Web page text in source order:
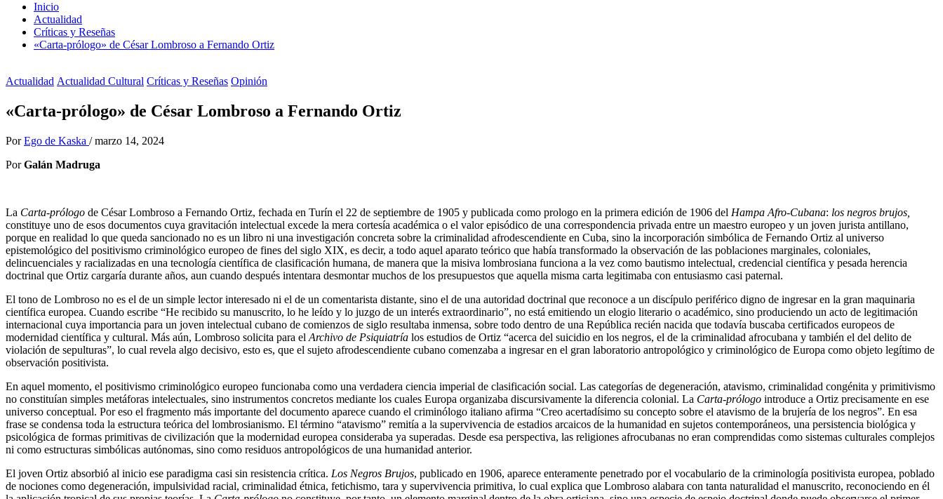
Inicio
Actualidad
Críticas y Reseñas
«Carta-prólogo» de César Lombroso a Fernando Ortiz
Actualidad Actualidad Cultural Críticas y Reseñas Opinión
«Carta-prólogo» de César Lombroso a Fernando Ortiz
Por Ego de Kaska / marzo 14, 2024
PorGalán Madruga
La Carta-prólogo de César Lombroso a Fernando Ortiz, fechada en Turín el 22 de septiembre de 1905 y publicada como prologo en la primera edición de 1906 del Hampa Afro-Cubana: los negros brujos,
constituye uno de esos documentos cuya gravitación intelectual excede la mera cortesía académica o el valor episódico de una correspondencia privada entre un maestro europeo y un joven jurista antillano,
porque en realidad lo que queda sancionado no es un libro ni una investigación concreta sobre la criminalidad afrodescendiente en Cuba, sino la incorporación simbólica de Fernando Ortiz al universo
epistemológico del positivismo criminológico europeo de fines del siglo XIX, es decir, a todo aquel aparato teórico que había transformado la observación de las poblaciones marginales, coloniales,
delincuenciales y racializadas en una tecnología científica de clasificación humana, de manera que la misiva lombrosiana funciona a la vez como bautismo intelectual, credencial científica y pesada herencia
doctrinal que Ortiz cargaría durante años, aun cuando después intentara desmontar muchos de los presupuestos que aquella misma carta legitimaba con entusiasmo casi paternal.
El tono de Lombroso no es el de un simple lector interesado ni el de un comentarista distante, sino el de una autoridad doctrinal que reconoce a un discípulo periférico digno de ingresar en la gran maquinaria
científica europea. Cuando escribe “He recibido su manuscrito, lo he leído y lo juzgo de un interés extraordinario”, no está emitiendo un elogio literario o académico, sino produciendo un acto de legitimación
internacional cuya importancia para un joven intelectual cubano de comienzos de siglo resultaba inmensa, sobre todo dentro de una República recién nacida que todavía buscaba certificados europeos de
modernidad científica y cultural. Más aún, Lombroso solicita para el Archivo de Psiquiatría los estudios de Ortiz “acerca del suicidio en los negros, el de la criminalidad afrocubana y también el del delito de
violación de sepulturas”, lo cual revela algo decisivo, esto es, que el sujeto afrodescendiente cubano comenzaba a ingresar en el gran laboratorio antropológico y criminológico de Europa como objeto legítimo de
observación positivista.
En aquel momento, el positivismo criminológico europeo funcionaba como una verdadera ciencia imperial de clasificación social. Las categorías de degeneración, atavismo, criminalidad congénita y primitivismo
no constituían simples metáforas intelectuales, sino instrumentos concretos mediante los cuales Europa organizaba discursivamente la diferencia colonial. La Carta-prólogo introduce a Ortiz precisamente en ese
universo conceptual. Por eso el fragmento más importante del documento aparece cuando el criminólogo italiano afirma “Creo acertadísimo su concepto sobre el atavismo de la brujería de los negros”. En esa
frase se condensa toda la estructura teórica del lombrosianismo. El término “atavismo” remitía a la supervivencia de estadios arcaicos de la humanidad en sujetos contemporáneos, una persistencia biológica y
psicológica de formas primitivas de civilización que la modernidad europea consideraba ya superadas. Desde esa perspectiva, las religiones afrocubanas no eran comprendidas como sistemas culturales complejos
ni como estructuras simbólicas autónomas, sino como residuos antropológicos de una humanidad anterior.
El joven Ortiz absorbió al inicio ese paradigma casi sin resistencia crítica. Los Negros Brujos, publicado en 1906, aparece enteramente penetrado por el vocabulario de la criminología positivista europea, poblado
de nociones como degeneración, impulsividad racial, criminalidad étnica, fetichismo, tara y supervivencia primitiva, lo cual explica que Lombroso alabara con tanta naturalidad el manuscrito, reconociendo en él